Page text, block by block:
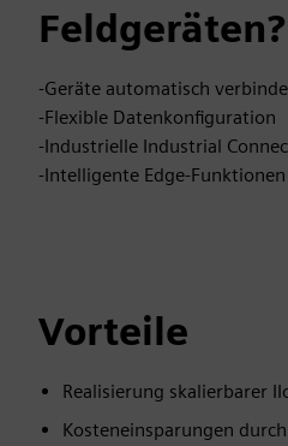
Feldgeräten?
-Geräte automatisch
-Flexible Datenkonfiguration
-Industrielle Industrial
-Intelligente Edge-
Vorteile
Realisierung skalierbarer
Kosteneinsparungen